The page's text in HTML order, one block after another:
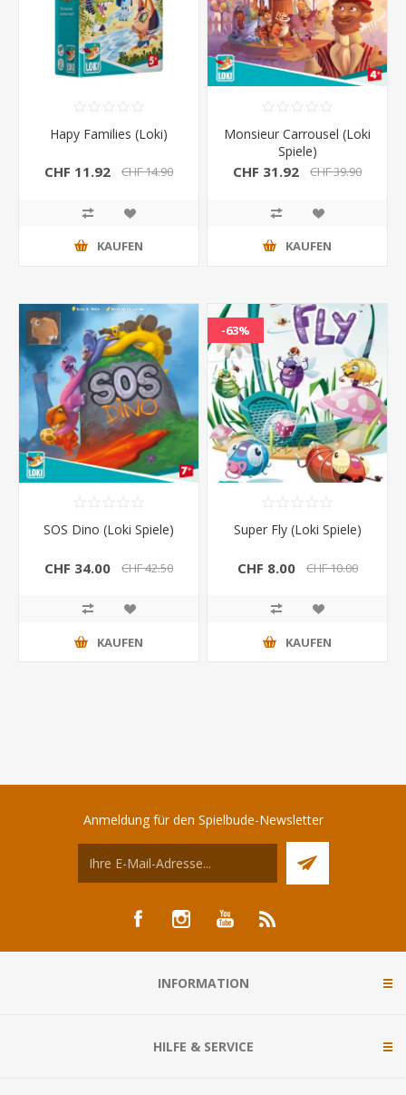
Hapy Families (Loki)
CHF 11.92 CHF 14.90
KAUFEN
Monsieur Carrousel (Loki
Spiele)
CHF 31.92 CHF 39.90
KAUFEN
SOS Dino (Loki Spiele)
CHF 34.00 CHF 42.50
KAUFEN
-63%
Super Fly (Loki Spiele)
CHF 8.00 CHF 10.00
KAUFEN
Anmeldung für den Spielbude-Newsletter
INFORMATION
HILFE & SERVICE